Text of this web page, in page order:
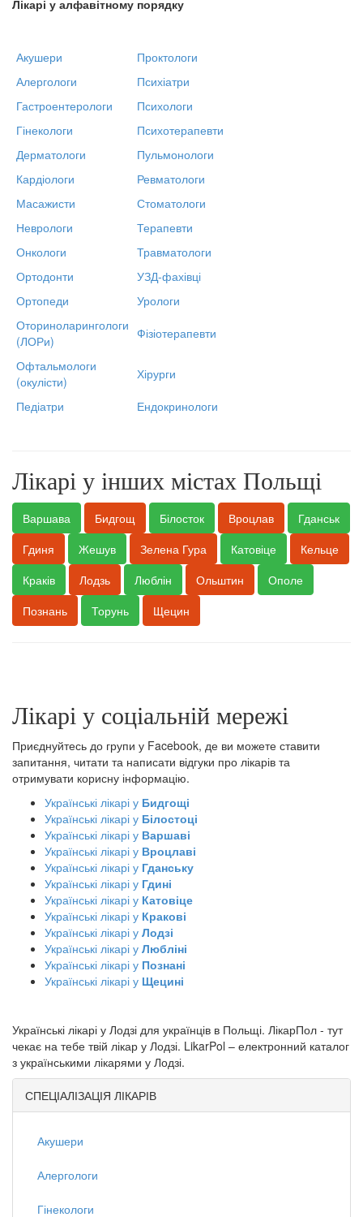
Лікарі у алфавітному порядку
Акушери
Проктологи
Алергологи
Психіатри
Гастроентерологи
Психологи
Гінекологи
Психотерапевти
Дерматологи
Пульмонологи
Кардіологи
Ревматологи
Масажисти
Стоматологи
Неврологи
Терапевти
Онкологи
Травматологи
Ортодонти
УЗД-фахівці
Ортопеди
Урологи
Оториноларингологи
(ЛОРи)
Фізіотерапевти
Офтальмологи
(окулісти)
Хірурги
Педіатри
Ендокринологи
Лікарі у інших містах Польщі
Варшава Бидгощ Білосток Вроцлав
Гданськ
Гдиня
Жешув Зелена Гура Катовіце
Кельце
Краків
Лодзь Люблін Ольштин
Ополе
Познань
Торунь Щецин
Лікарі у соціальній мережі
Приєднуйтесь до групи у Facebook, де ви можете ставити
запитання, читати та написати відгуки про лікарів та
отримувати корисну інформацію.
Українські лікарі у Бидгощі
Українські лікарі у Білостоці
Українські лікарі у Варшаві
Українські лікарі у Вроцлаві
Українські лікарі у Гданську
Українські лікарі у Гдині
Українські лікарі у Катовіце
Українські лікарі у Кракові
Українські лікарі у Лодзі
Українські лікарі у Любліні
Українські лікарі у Познані
Українські лікарі у Щецині
Українські лікарі у Лодзі для українців в Польщі. ЛікарПол - тут
чекає на тебе твій лікар у Лодзі. LikarPol – електронний каталог
з українськими лікарями у Лодзі.
СПЕЦІАЛІЗАЦІЯ ЛІКАРІВ
Акушери
Алергологи
Гінекологи